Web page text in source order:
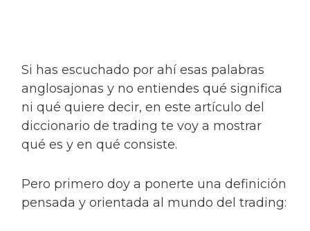
Si has escuchado por ahí esas palabras
anglosajonas y no entiendes qué significa
ni qué quiere decir, en este artículo del
diccionario de trading te voy a mostrar
qué es y en qué consiste.
Pero primero doy a ponerte una definición
pensada y orientada al mundo del trading: